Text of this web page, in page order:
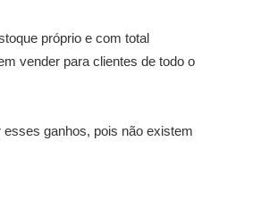
próprio e com total
vender para clientes de todo o
ganhos, pois não existem